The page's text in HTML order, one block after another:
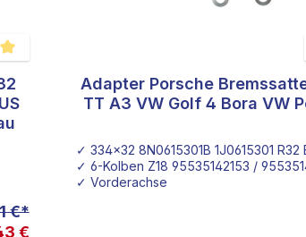
Bewertung von 4.8 von 5 Sternen
€*
€
Adapter Porsche
TT A3 VW Golf 4 Bora
✓ 334x32 8N0615301B 1J0615301
✓ 6-Kolben Z18 95535142153 /
✓ Vorderachse